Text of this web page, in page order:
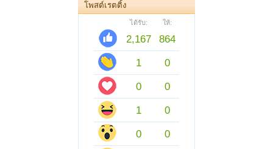
โพสต์เรตติ้ง
ได้รับ: ให้:
2,167
864
1
0
0
0
1
0
0
0